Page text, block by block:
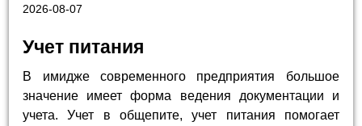
2026-08-07
Учет питания
В имидже современного предприятия большое
значение имеет форма ведения документации и
учета. Учет в общепите, учет питания помогает